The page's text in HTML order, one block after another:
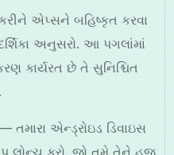
એપ્સને બહિષ્કૃત કરવા
અનુસરો. આ પગલાંમાં
કાર્યરત છે તે સુનિશ્ચિત
— તમારા એન્ડ્રોઇડ ડિવાઇસ
લોન્ચ કરો. જો તમે તેને હજુ